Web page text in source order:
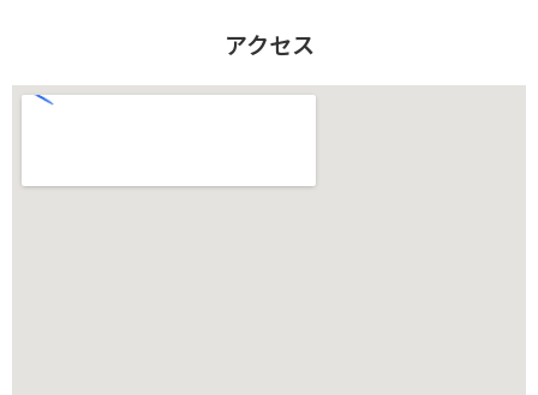
アクセス